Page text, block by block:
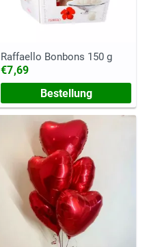
Raffaello Bonbons 150 g
€7,69
Bestellung